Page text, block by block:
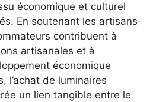
économique et culturel
En soutenant les artisans
contribuent à
artisanales et à
économique
l’achat de luminaires
un lien tangible entre le